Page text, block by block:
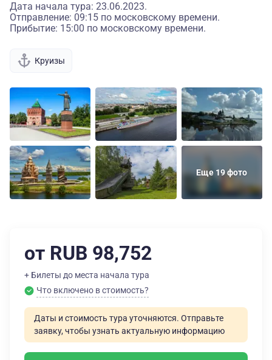
Дата начала тура: 23.06.2023.
Отправление: 09:15 по московскому времени.
Прибытие: 15:00 по московскому времени.
Круизы
Еще 19 фото
от RUB 98,752
+ Билеты до места начала тура
Что включено в стоимость?
Даты и стоимость тура уточняются. Отправьте
заявку, чтобы узнать актуальную информацию